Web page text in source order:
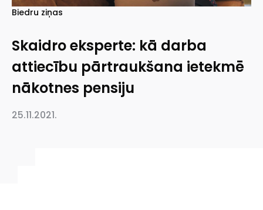
Biedru ziņas
Skaidro eksperte: kā darba
attiecību pārtraukšana ietekmē
nākotnes pensiju
25.11.2021.